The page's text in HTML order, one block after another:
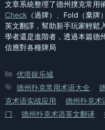
文章系統整理了德州撲克常用
Check （過牌）、Fold（棄
英文翻譯，幫助新手玩家輕鬆
學者還是進階者，透過本篇德
信應對各種牌局
分
类
优塔娱乐城
标
签
德州扑克常用术语大全
克术语实战应用
德州扑克术
门
德州扑克术语英文翻译